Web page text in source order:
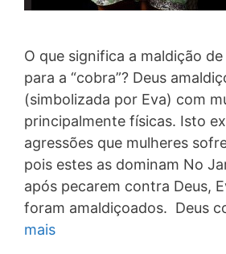
O que significa a maldição
para a “cobra”? Deus
(simbolizada por Eva) com
principalmente físicas. Isto
agressões que mulheres
pois estes as dominam No
após pecarem contra Deus,
foram amaldiçoados. Deus
mais